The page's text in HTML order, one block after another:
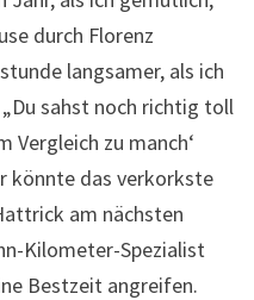
durch Florenz
langsamer, als ich
sahst noch richtig toll
Vergleich zu manch‘
könnte das verkorkste
am nächsten
Kilometer-Spezialist
Bestzeit angreifen.